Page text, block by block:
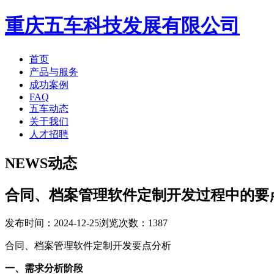
重庆五车科技发展有限公司
首页
产品与服务
成功案例
FAQ
五车动态
关于我们
人才招聘
NEWS动态
合同、档案管理软件定制开发过程中的要
发布时间：2024-12-25浏览次数：1387
合同、档案管理软件定制开发要点分析
一、需求分析阶段